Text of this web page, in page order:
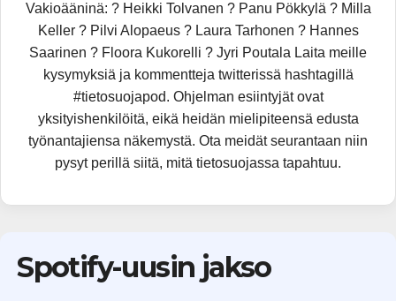
Vakioääninä: ? Heikki Tolvanen ? Panu Pökkylä ? Milla
Keller ? Pilvi Alopaeus ? Laura Tarhonen ? Hannes
Saarinen ? Floora Kukorelli ? Jyri Poutala Laita meille
kysymyksiä ja kommentteja twitterissä hashtagillä
#tietosuojapod. Ohjelman esiintyjät ovat
yksityishenkilöitä, eikä heidän mielipiteensä edusta
työnantajiensa näkemystä. Ota meidät seurantaan niin
pysyt perillä siitä, mitä tietosuojassa tapahtuu.
Spotify-uusin jakso